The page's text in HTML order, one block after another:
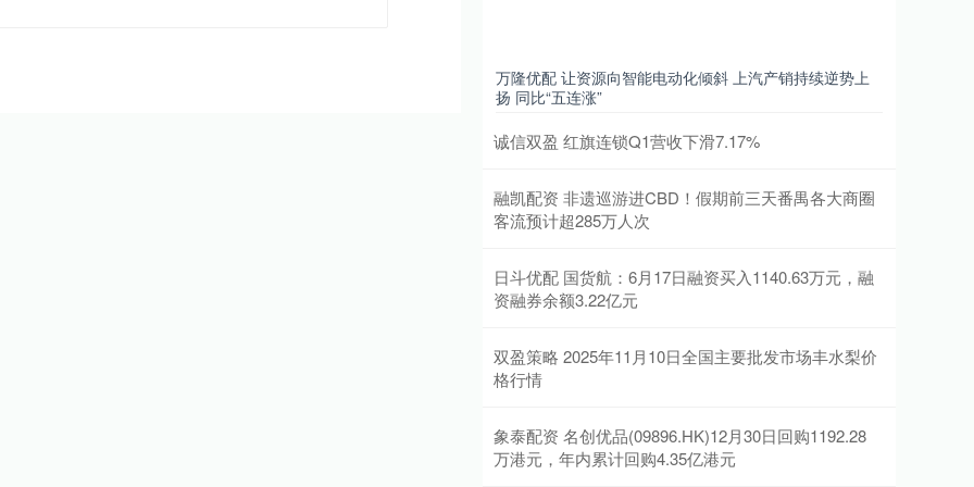
万隆优配 让资源向智能电动化倾斜 上汽产销持续逆势上
扬 同比“五连涨”
诚信双盈 红旗连锁Q1营收下滑7.17%
融凯配资 非遗巡游进CBD！假期前三天番禺各大商圈
客流预计超285万人次
日斗优配 国货航：6月17日融资买入1140.63万元，融
资融券余额3.22亿元
双盈策略 2025年11月10日全国主要批发市场丰水梨价
格行情
象泰配资 名创优品(09896.HK)12月30日回购1192.28
万港元，年内累计回购4.35亿港元